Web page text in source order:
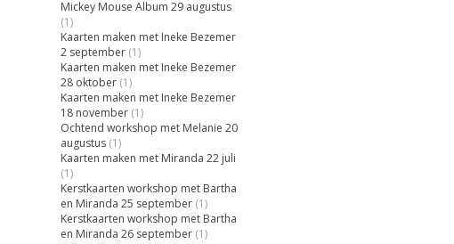
Mickey Mouse Album 29 augustus
(1)
Kaarten maken met Ineke Bezemer
2 september (1)
Kaarten maken met Ineke Bezemer
28 oktober (1)
Kaarten maken met Ineke Bezemer
18 november (1)
Ochtend workshop met Melanie 20
augustus (1)
Kaarten maken met Miranda 22 juli
(1)
Kerstkaarten workshop met Bartha
en Miranda 25 september (1)
Kerstkaarten workshop met Bartha
en Miranda 26 september (1)